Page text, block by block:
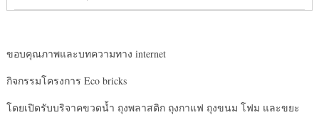
ขอบคุณภาพและบทความทาง internet
กิจกรรมโครงการ Eco bricks
โดยเปิดรับบริจาคขวดน้ำ ถุงพลาสติก ถุงกาแฟ ถุงขนม โฟม และขยะ